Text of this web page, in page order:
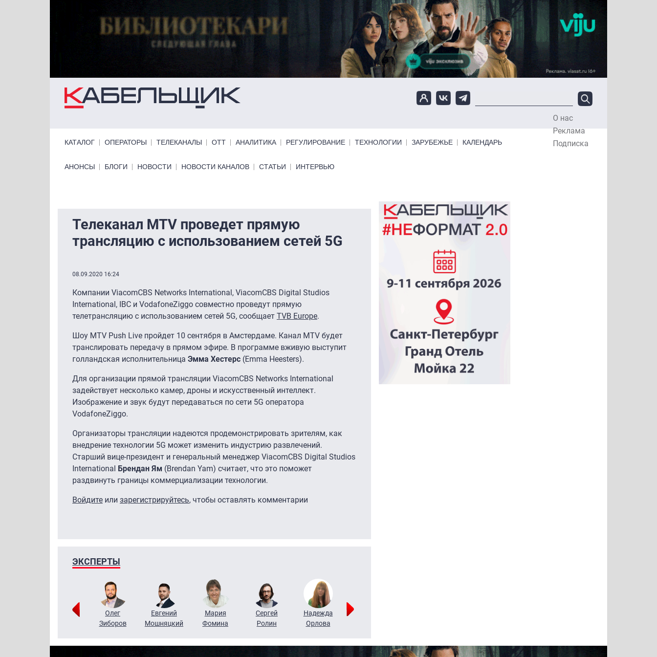
О нас
Реклама
Подписка
КАТАЛОГ ОПЕРАТОРЫ ТЕЛЕКАНАЛЫ ОТТ АНАЛИТИКА РЕГУЛИРОВАНИЕ ТЕХНОЛОГИИ ЗАРУБЕЖЬЕ КАЛЕНДАРЬ
Primary links bottom
АНОНСЫ БЛОГИ НОВОСТИ НОВОСТИ КАНАЛОВ СТАТЬИ ИНТЕРВЬЮ
Телеканал MTV проведет прямую
трансляцию с использованием сетей 5G
08.09.2020 16:24
Компании ViacomCBS Networks International, ViacomCBS Digital Studios
International, IBC и VodafoneZiggo совместно проведут прямую
телетрансляцию с использованием сетей 5G, сообщает TVB Europe.
Шоу MTV Push Live пройдет 10 сентября в Амстердаме. Канал MTV будет
транслировать передачу в прямом эфире. В программе вживую выступит
голландская исполнительница Эмма Хестерс (Emma Heesters).
Для организации прямой трансляции ViacomCBS Networks International
задействует несколько камер, дроны и искусственный интеллект.
Изображение и звук будут передаваться по сети 5G оператора
VodafoneZiggo.
Организаторы трансляции надеются продемонстрировать зрителям, как
внедрение технологии 5G может изменить индустрию развлечений.
Старший вице-президент и генеральный менеджер ViacomCBS Digital Studios
International Брендан Ям (Brendan Yam) считает, что это поможет
раздвинуть границы коммерциализации технологии.
Войдите или зарегистрируйтесь, чтобы оставлять комментарии
ЭКСПЕРТЫ
Григорий
Олег
Зиборов
Евгений
Мошняцкий
Мария
Фомина
Сергей
Ролин
Надежда
Орлова